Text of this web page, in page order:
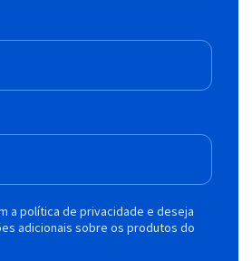
a política de privacidade e deseja
adicionais sobre os produtos do